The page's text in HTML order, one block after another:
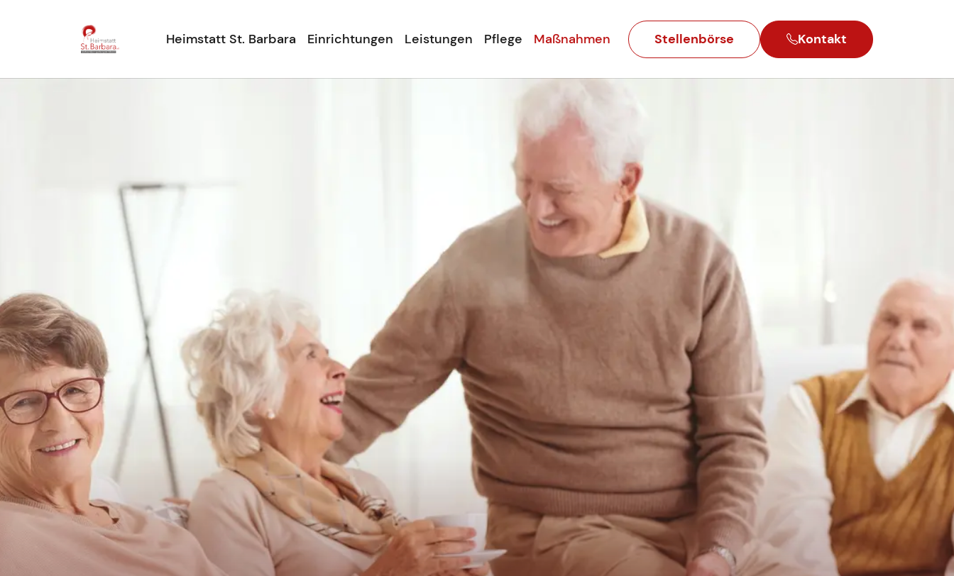
Heimstatt St. Barbara Einrichtungen Leistungen Pflege Maßnahmen Stellenbörse Kontakt